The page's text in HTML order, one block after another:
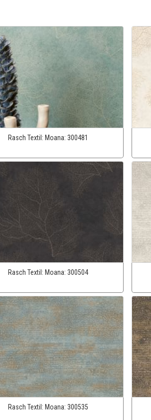
Rasch Textil: Moana: 300481
Rasch Textil: Moana: 300504
Rasch Textil: Moana: 300535